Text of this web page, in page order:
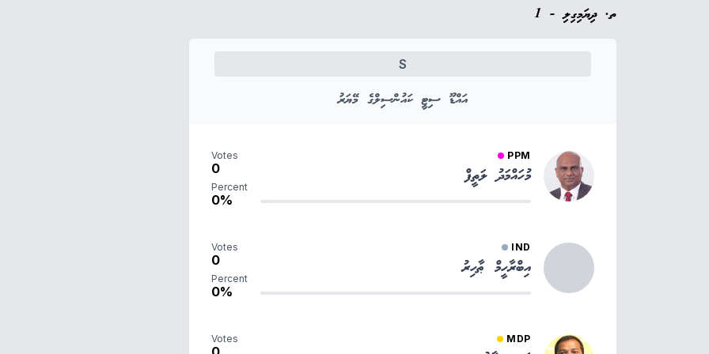
ތ. ދިޔަމިގިލި - 1
S
އައްޑޫ ސިޓީ ކައުންސިލްގެ މޭޔަރު
PPM
މުހައްމަދު ލަތީފް
Votes
0
Percent
0%
IND
އިބްރާހީމް ޠާހިރު
Votes
0
Percent
0%
MDP
Votes